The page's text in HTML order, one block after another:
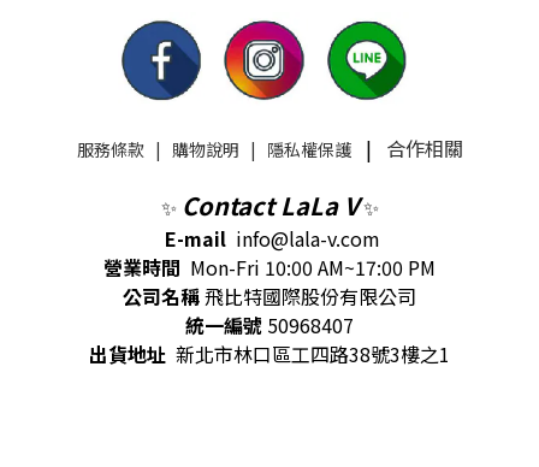
服務條款| 購物說明 | 隱私權保護| 合作相關
✨ Contact LaLa V✨
E-mail info@lala-v.com
營業時間 Mon-Fri 10:00 AM~17:00 PM
公司名稱飛比特國際股份有限公司
統一編號 50968407
出貨地址 新北市林口區工四路38號3樓之1